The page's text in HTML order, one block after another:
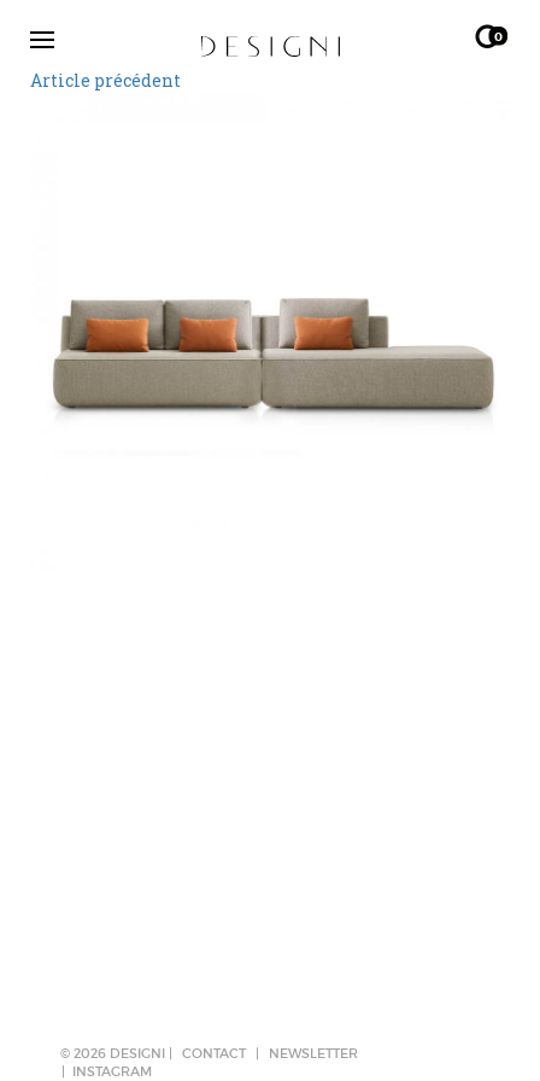
0
Article précédent
© 2026 DESIGNI | CONTACT
NEWSLETTER
INSTAGRAM